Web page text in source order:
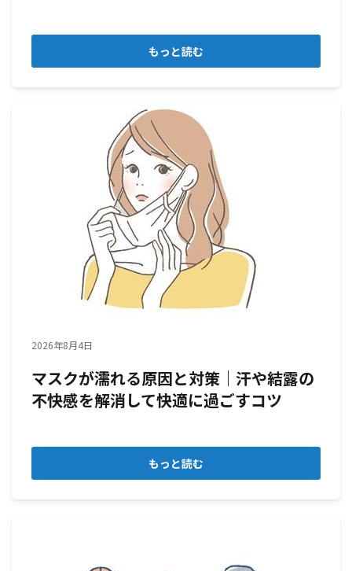
もっと読む
2026年8月4日
マスクが濡れる原因と対策｜汗や結露の
不快感を解消して快適に過ごすコツ
もっと読む